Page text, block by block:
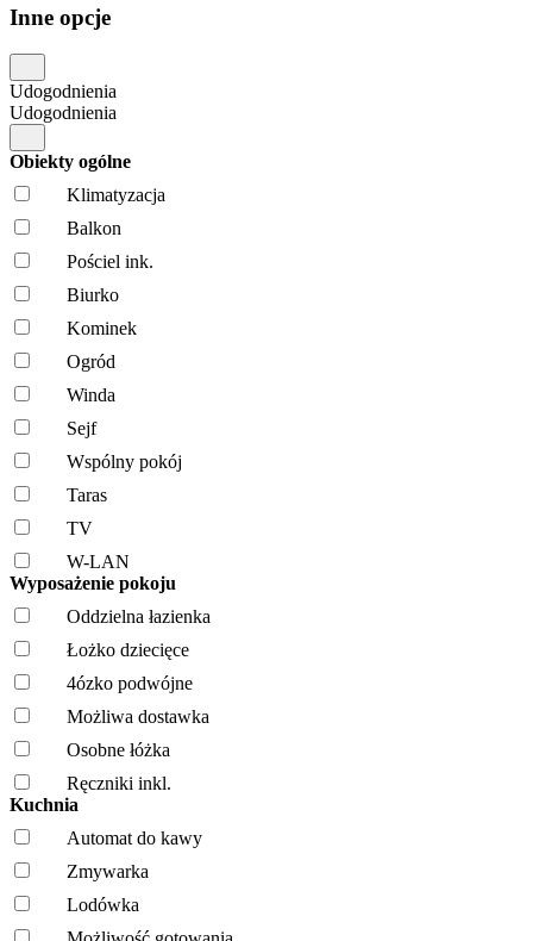
Inne opcje
Udogodnienia
Udogodnienia
Obiekty ogólne
Klimatyzacja
Balkon
Pościel ink.
Biurko
Kominek
Ogród
Winda
Sejf
Wspólny pokój
Taras
TV
W-LAN
Wyposażenie pokoju
Oddzielna łazienka
Łożko dziecięce
4ózko podwójne
Możliwa dostawka
Osobne łóżka
Ręczniki inkl.
Kuchnia
Automat do kawy
Zmywarka
Lodówka